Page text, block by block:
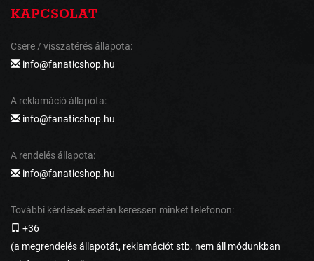
KAPCSOLAT
Csere / visszatérés állapota:
info@fanaticshop.hu
A reklamáció állapota:
info@fanaticshop.hu
A rendelés állapota:
info@fanaticshop.hu
További kérdések esetén keressen minket telefonon:
+36
(a megrendelés állapotát, reklamációt stb. nem áll módunkban